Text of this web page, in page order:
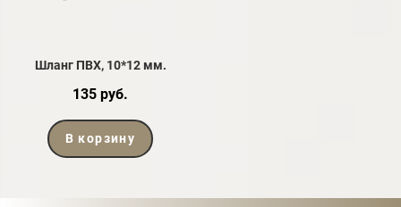
Шланг ПВХ, 10*12 мм.
135 руб.
В корзину